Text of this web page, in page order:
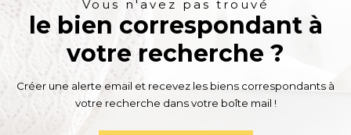
Vous n'avez pas trouvé
le bien correspondant à
votre recherche ?
Créer une alerte email et recevez les biens correspondants à
votre recherche dans votre boîte mail !